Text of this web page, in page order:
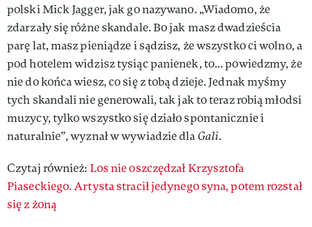
polski Mick Jagger, jak go nazywano. „Wiadomo, że
zdarzały się różne skandale. Bo jak masz dwadzieścia
parę lat, masz pieniądze i sądzisz, że wszystko ci wolno, a
pod hotelem widzisz tysiąc panienek, to... powiedzmy, że
nie do końca wiesz, co się z tobą dzieje. Jednak myśmy
tych skandali nie generowali, tak jak to teraz robią młodsi
muzycy, tylko wszystko się działo spontanicznie i
naturalnie”, wyznał w wywiadzie dlaGali.
Czytaj również: Los nie oszczędzał Krzysztofa
Piaseckiego. Artysta stracił jedynego syna, potem rozstał
się z żoną